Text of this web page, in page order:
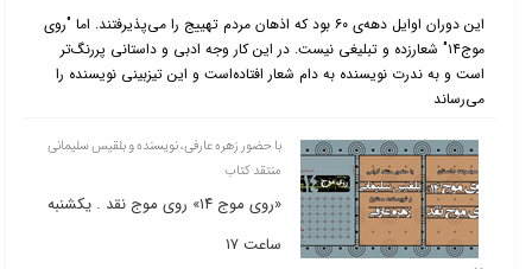
این دوران اوایل دهه‌ی ۶۰ بود که اذهان مردم تهییج را می‌پذیرفتند. اما "روی
موج١۴" شعارزده و تبلیغی نیست. در این کار وجه ادبی و داستانی پررنگ‌تر
است و به ندرت نویسنده به دام شعار افتاده‌است و این تیزبینی نویسنده را
می‌رساند
با حضور زهره عارفی، نویسنده و بلقیس سلیمانی
منتقد کتاب
«روی موج ١۴» روی موج نقد . یکشنبه
ساعت ١٧